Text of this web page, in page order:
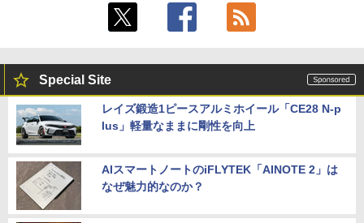
Special Site
レイズ鍛造1ピースアルミホイール「CE28 N-p
lus」軽量なままに剛性を向上
AIスマートノートのiFLYTEK「AINOTE 2」は
なぜ魅力的なのか？